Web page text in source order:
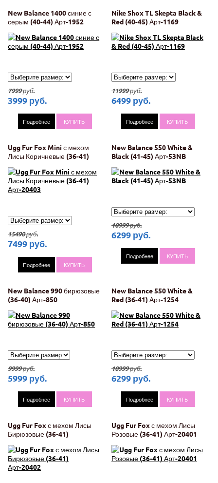
New Balance 1400 синие с
серым (40-44) Арт-1952
7999руб.
3999 руб.
Подробнее КУПИТЬ
Nike Shox TL Skepta Black &
Red (40-45) Арт-1169
11999руб.
6499 руб.
Подробнее КУПИТЬ
Ugg Fur Fox Mini с мехом
Лисы Коричневые (36-41)
15490руб.
7499 руб.
Подробнее КУПИТЬ
New Balance 550 White &
Black (41-45) Арт-53NB
10999руб.
6299 руб.
Подробнее КУПИТЬ
New Balance 990 бирюзовые
(36-40) Арт-850
9999руб.
5999 руб.
Подробнее КУПИТЬ
New Balance 550 White &
Red (36-41) Арт-1254
10999руб.
6299 руб.
Подробнее КУПИТЬ
Ugg Fur Fox с мехом Лисы
Бирюзовые (36-41)
Ugg Fur Fox с мехом Лисы
Розовые (36-41) Арт-20401